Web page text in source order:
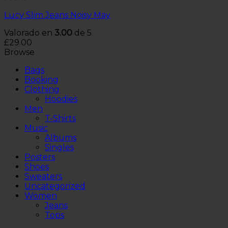
Lucy Slim Jeans Noisy May
Valorado en 3.00 de 5
£29.00
Browse
Bags
Booking
Clothing
Hoodies
Men
T-Shirts
Music
Albums
Singles
Posters
Shoes
Sweaters
Uncategorized
Women
Jeans
Tops